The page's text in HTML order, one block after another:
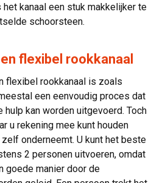
het kanaal een stuk makkelijker te
schoorsteen.
flexibel rookkanaal
flexibel rookkanaal is zoals
een eenvoudig proces dat
kan worden uitgevoerd. Toch
u rekening mee kunt houden
onderneemt. U kunt het beste
2 personen uitvoeren, omdat
goede manier door de